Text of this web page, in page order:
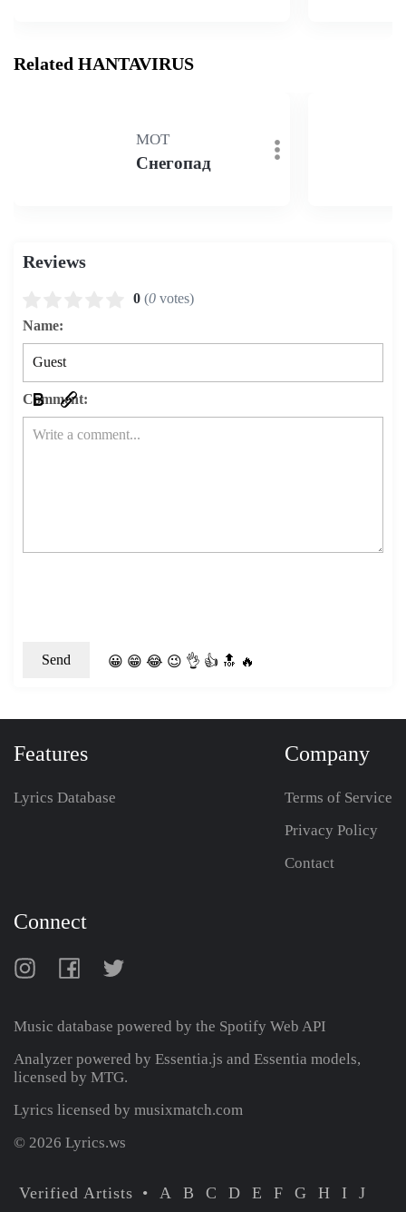
Related HANTAVIRUS
MOT
Снегопад
Reviews
0 (0 votes)
Name:
Comment:
😀 😁 😂 😉 👌 👍 🔝 🔥
Features
Lyrics Database
Company
Terms of Service
Privacy Policy
Contact
Connect
Music database powered by the Spotify Web API
Analyzer powered by Essentia.js and Essentia models,
licensed by MTG.
Lyrics licensed by musixmatch.com
© 2026 Lyrics.ws
Verified Artists A B C D E F G H I J